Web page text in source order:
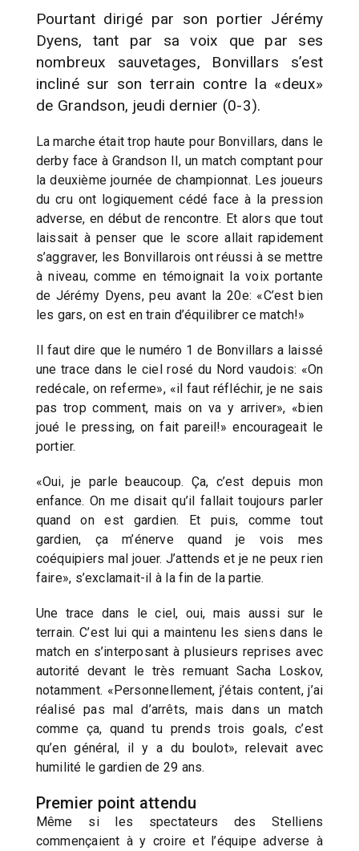
Pourtant dirigé par son portier Jérémy
Dyens, tant par sa voix que par ses
nombreux sauvetages, Bonvillars s’est
incliné sur son terrain contre la «deux»
de Grandson, jeudi dernier (0-3).
La marche était trop haute pour Bonvillars, dans le
derby face à Grandson II, un match comptant pour
la deuxième journée de championnat. Les joueurs
du cru ont logiquement cédé face à la pression
adverse, en début de rencontre. Et alors que tout
laissait à penser que le score allait rapidement
s’aggraver, les Bonvillarois ont réussi à se mettre
à niveau, comme en témoignait la voix portante
de Jérémy Dyens, peu avant la 20e: «C’est bien
les gars, on est en train d’équilibrer ce match!»
Il faut dire que le numéro 1 de Bonvillars a laissé
une trace dans le ciel rosé du Nord vaudois: «On
redécale, on referme», «il faut réfléchir, je ne sais
pas trop comment, mais on va y arriver», «bien
joué le pressing, on fait pareil!» encourageait le
portier.
«Oui, je parle beaucoup. Ça, c’est depuis mon
enfance. On me disait qu’il fallait toujours parler
quand on est gardien. Et puis, comme tout
gardien, ça m’énerve quand je vois mes
coéquipiers mal jouer. J’attends et je ne peux rien
faire», s’exclamait-il à la fin de la partie.
Une trace dans le ciel, oui, mais aussi sur le
terrain. C’est lui qui a maintenu les siens dans le
match en s’interposant à plusieurs reprises avec
autorité devant le très remuant Sacha Loskov,
notamment. «Personnellement, j’étais content, j’ai
réalisé pas mal d’arrêts, mais dans un match
comme ça, quand tu prends trois goals, c’est
qu’en général, il y a du boulot», relevait avec
humilité le gardien de 29 ans.
Premier point attendu
Même si les spectateurs des Stelliens
commençaient à y croire et l’équipe adverse à